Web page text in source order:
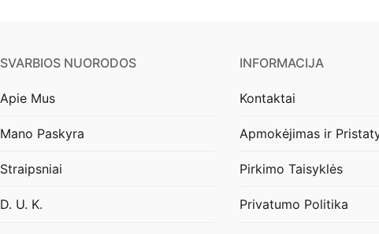
SVARBIOS NUORODOS
Apie Mus
Mano Paskyra
Straipsniai
D. U. K.
INFORMACIJA
Kontaktai
Apmokėjimas ir
Pirkimo Taisyklės
Privatumo Politika